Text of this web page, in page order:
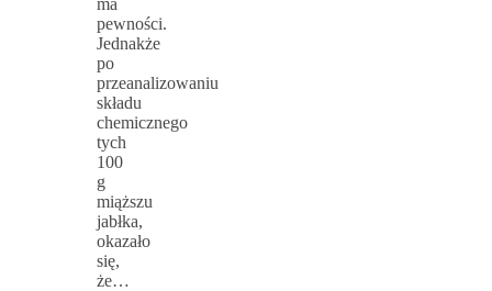
ma
pewności.
Jednakże
po
przeanalizowaniu
składu
chemicznego
tych
100
g
miąższu
jabłka,
okazało
się,
że…